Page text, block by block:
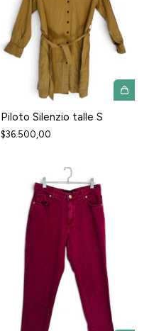
Piloto Silenzio talle S
$36.500,00